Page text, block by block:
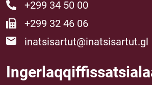
+299 34 50 00
+299 32 46 06
inatsisartut@inatsisartut.gl